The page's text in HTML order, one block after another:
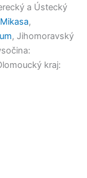
a Ústecký
Mikasa,
, Jihomoravský
kraj: